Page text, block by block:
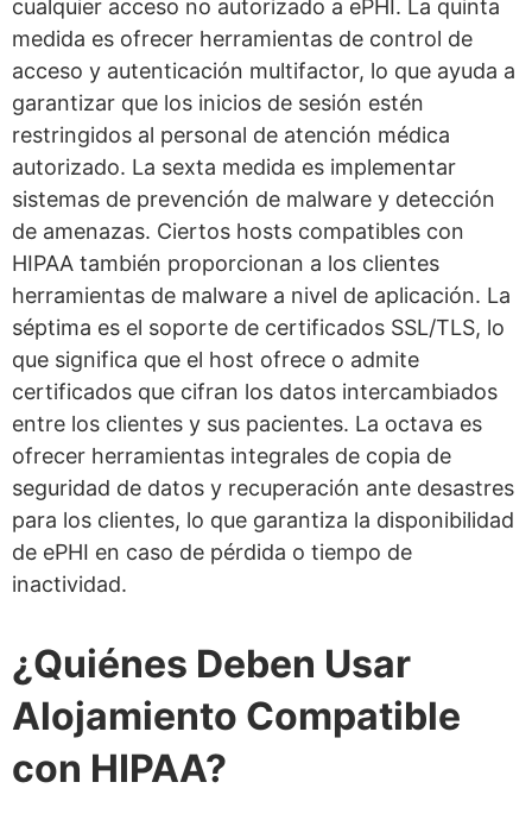
cualquier acceso no autorizado a ePHI. La quinta
medida es ofrecer herramientas de control de
acceso y autenticación multifactor, lo que ayuda a
garantizar que los inicios de sesión estén
restringidos al personal de atención médica
autorizado. La sexta medida es implementar
sistemas de prevención de malware y detección
de amenazas. Ciertos hosts compatibles con
HIPAA también proporcionan a los clientes
herramientas de malware a nivel de aplicación. La
séptima es el soporte de certificados SSL/TLS, lo
que significa que el host ofrece o admite
certificados que cifran los datos intercambiados
entre los clientes y sus pacientes. La octava es
ofrecer herramientas integrales de copia de
seguridad de datos y recuperación ante desastres
para los clientes, lo que garantiza la disponibilidad
de ePHI en caso de pérdida o tiempo de
inactividad.
¿Quiénes Deben Usar
Alojamiento Compatible
con HIPAA?